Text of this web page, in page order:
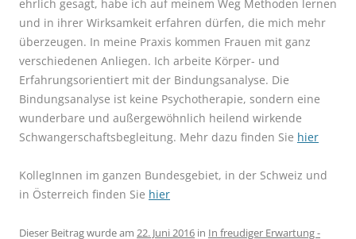
ehrlich gesagt, habe ich auf meinem Weg Methoden lernen
und in ihrer Wirksamkeit erfahren dürfen, die mich mehr
überzeugen. In meine Praxis kommen Frauen mit ganz
verschiedenen Anliegen. Ich arbeite Körper- und
Erfahrungsorientiert mit der Bindungsanalyse. Die
Bindungsanalyse ist keine Psychotherapie, sondern eine
wunderbare und außergewöhnlich heilend wirkende
Schwangerschaftsbegleitung. Mehr dazu finden Sie hier
KollegInnen im ganzen Bundesgebiet, in der Schweiz und
in Österreich finden Sie hier
Dieser Beitrag wurde am 22. Juni 2016 in In freudiger Erwartung -